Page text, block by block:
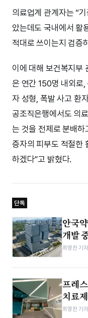
의료업계 관계자는 “
았는데도 국내에서 활
적대로 쓰이는지 검증
이에 대해 보건복지부
은 연간 150명 내외로
자 성형, 폭발 사고 환
공조직은행에서도 의
는 것을 전제로 분배하
증자의 피부도 적절한
하겠다”고 밝혔다.
단독
안국
개발
최영찬 기자
프레
치료
최영찬 기자